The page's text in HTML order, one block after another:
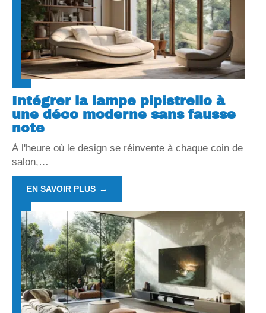
Intégrer la lampe pipistrello à
une déco moderne sans fausse
note
À l'heure où le design se réinvente à chaque coin de
salon,…
EN SAVOIR PLUS